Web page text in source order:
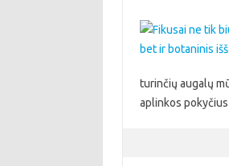
turinčių augalų
aplinkos